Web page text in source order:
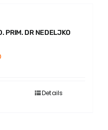
PRIM. DR NEDELJKO
Details